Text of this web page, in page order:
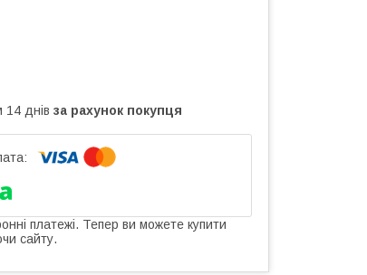
14 днів за рахунок покупця
платежі. Тепер ви можете купити
сайту.